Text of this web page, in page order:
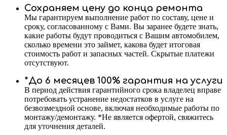
Сохраняем цену до конца ремонта
Мы гарантируем выполнение работ по составу, цене и
сроку, согласованному с Вами. Вы заранее будете знать,
какие работы будут проводиться с Вашим автомобилем,
сколько времени это займет, какова будет итоговая
стоимость работ и запасных частей. Скрытые платежи
отсутствуют.
*До 6 месяцев 100% гарантия на услуги
В период действия гарантийного срока владелец вправе
потребовать устранение недостатков в услуге на
безвозмездной основе, включая необходимые работы по
монтажу/демонтажу. *Не является офертой, свяжитесь
для уточнения деталей.